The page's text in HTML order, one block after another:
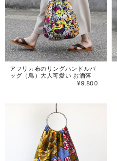
アフリカ布のリングハンドルバ
ッグ（鳥）大人可愛い お洒落
¥9,800